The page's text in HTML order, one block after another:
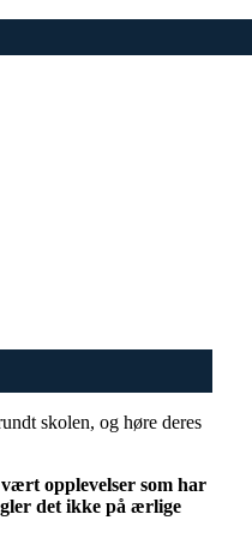
skolen, og høre deres
opplevelser som har
det ikke på ærlige